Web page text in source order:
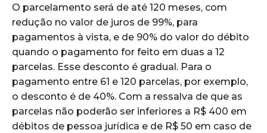
O parcelamento será de até 120 meses, com
redução no valor de juros de 99%, para
pagamentos à vista, e de 90% do valor do débito
quando o pagamento for feito em duas a 12
parcelas. Esse desconto é gradual. Para o
pagamento entre 61 e 120 parcelas, por exemplo,
o desconto é de 40%. Com a ressalva de que as
parcelas não poderão ser inferiores a R$ 400 em
débitos de pessoa jurídica e de R$ 50 em caso de